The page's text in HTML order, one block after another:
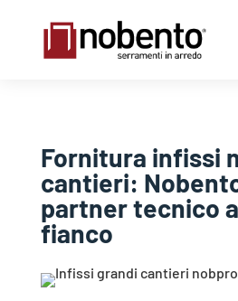
Fornitura infissi
cantieri:
partner tecnico
fianco